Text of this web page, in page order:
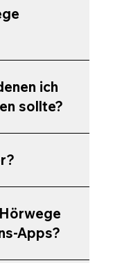
ich
sollte?
Apps?